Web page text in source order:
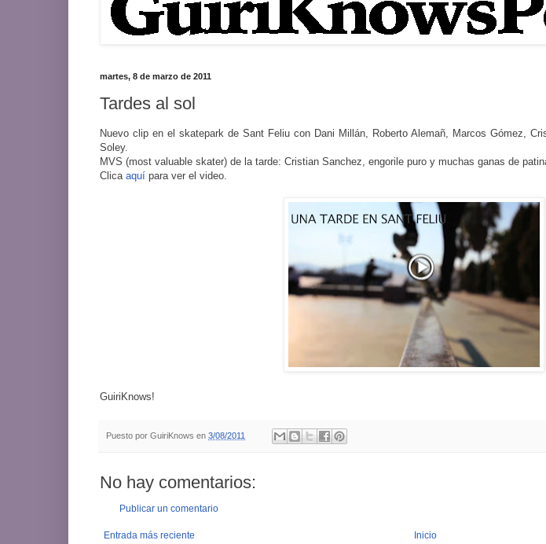
martes, 8 de marzo de 2011
Tardes al sol
Nuevo clip en el skatepark de Sant Feliu con Dani Millán, Roberto Alemañ, Marcos Gómez,
Soley.
MVS (most valuable skater) de la tarde: Cristian Sanchez, engorile puro y muchas ganas de
Clica aquí para ver el video.
GuiriKnows!
Puesto por GuiriKnows en 3/08/2011
No hay comentarios:
Publicar un comentario
Entrada más reciente
Inicio